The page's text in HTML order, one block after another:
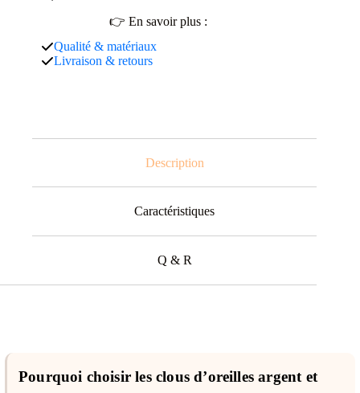
👉 En savoir plus :
Qualité & matériaux
Livraison & retours
Description
Caractéristiques
Q & R
Pourquoi choisir les clous d’oreilles argent et